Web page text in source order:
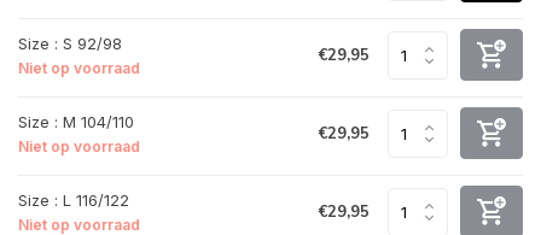
Size : S 92/98
Niet op voorraad
€29,95
Size : M 104/110
Niet op voorraad
€29,95
Size : L 116/122
Niet op voorraad
€29,95